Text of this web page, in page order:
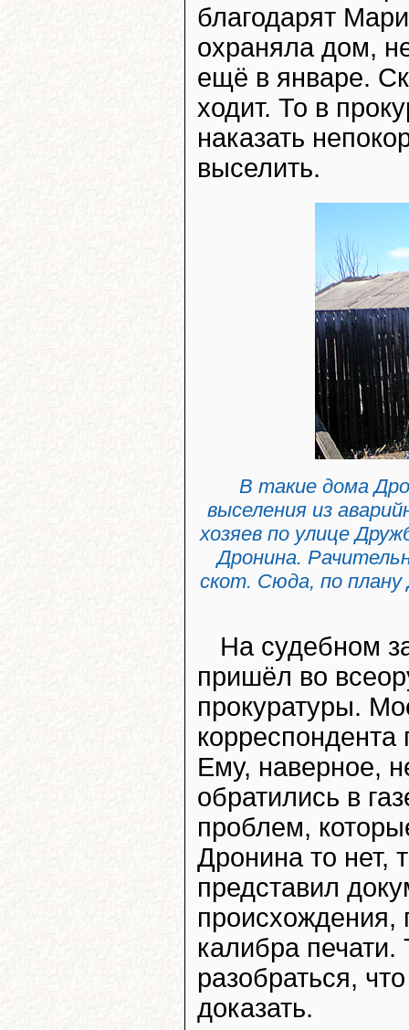
благодарят
охраняла дом,
ещё в январе.
ходит. То в
наказать
выселить.
В такие дома
выселения из
хозяев по улице
Дронина.
скот. Сюда, по плану
На судебном
пришёл во
прокуратуры.
Ему, наверное,
обратились в
проблем,
Дронина то нет,
представил
происхождения,
калибра печати.
разобраться,
доказать.